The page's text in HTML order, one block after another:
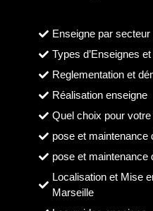
Enseigne par
Types d’Enseignes
Reglementation et
Réalisation enseigne
Quel choix pour
pose et maintenance
pose et maintenance
Localisation et Mise
Marseille